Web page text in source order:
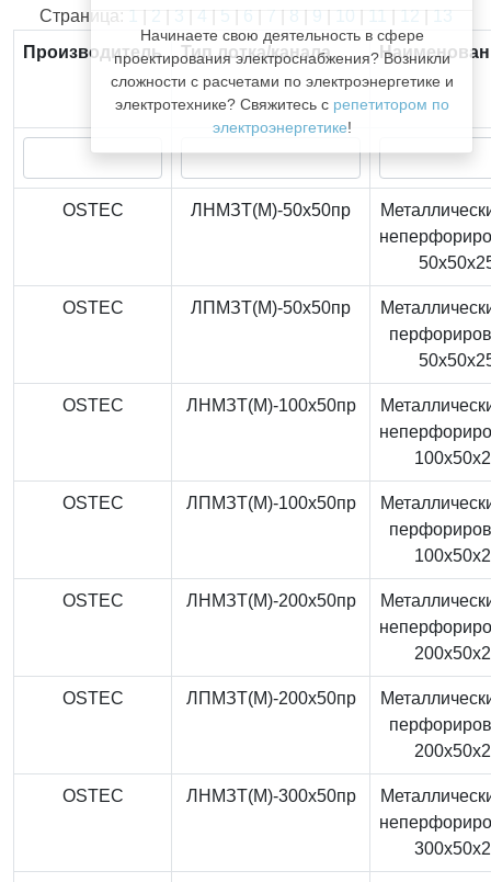
Начинаете свою деятельность в сфере
проектирования электроснабжения? Возникли
сложности с расчетами по электроэнергетике и
электротехнике? Свяжитесь с репетитором по
электроэнергетике!
Страница: 1 | 2 | 3 | 4 | 5 | 6 | 7 | 8 | 9 | 10 | 11 | 12 | 13
Производитель
Тип лотка/канала
OSTEC ЛНМЗТ(М)-50x50пр
OSTEC ЛПМЗТ(М)-50x50пр
OSTEC ЛНМЗТ(М)-100x50пр
OSTEC ЛПМЗТ(М)-100x50пр
OSTEC ЛНМЗТ(М)-200x50пр
OSTEC ЛПМЗТ(М)-200x50пр
OSTEC ЛНМЗТ(М)-300x50пр